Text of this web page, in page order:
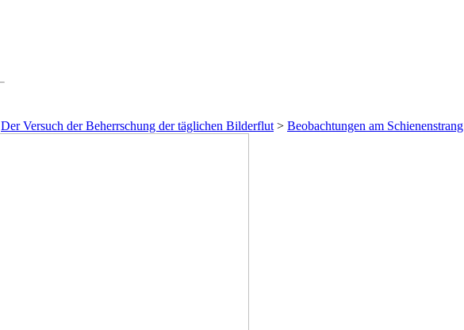
Der Versuch der Beherrschung der täglichen Bilderflut > Beobachtungen am Schienenstrang